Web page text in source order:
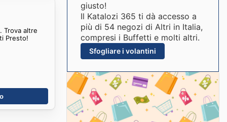
Trova altre
Presto!
giusto!
Il Katalozi 365 ti dà accesso a
più di 54 negozi di Altri in Italia,
compresi i Buffetti e molti altri.
Sfogliare i volantini